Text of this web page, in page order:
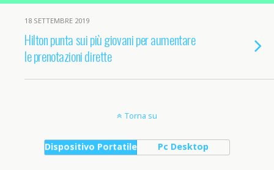
18 SETTEMBRE 2019
Hilton punta sui più giovani per aumentare
le prenotazioni dirette
Torna su
Dispositivo Portatile Pc Desktop